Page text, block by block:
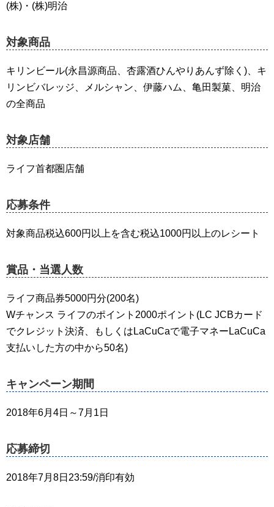
(株)・(株)明治
対象商品
キリンビール(永昌源商品、杏露酒ひんやりあんず除く)、キ
リンビバレッジ、メルシャン、伊藤ハム、亀田製菓、明治
の全商品
対象店舗
ライフ首都圏店舗
応募条件
対象商品税込600円以上を含む税込1000円以上のレシート
賞品・当選人数
ライフ商品券5000円分(200名)
Wチャンス ライフのポイント2000ポイント(LC JCBカード
でクレジット決済、もしくはLaCuCaで電子マネーLaCuCa
支払いした方の中から50名)
キャンペーン期間
2018年6月4日～7月1日
応募締切
2018年7月8日23:59/消印有効